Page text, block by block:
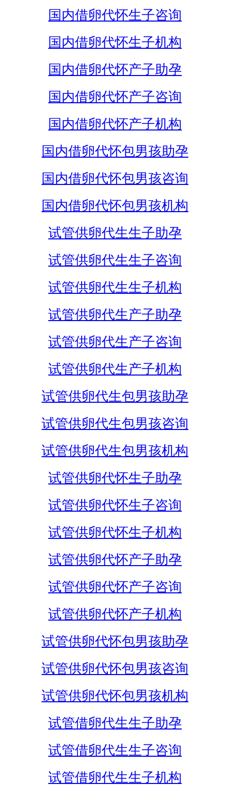
国内借卵代怀生子咨询
国内借卵代怀生子机构
国内借卵代怀产子助孕
国内借卵代怀产子咨询
国内借卵代怀产子机构
国内借卵代怀包男孩助孕
国内借卵代怀包男孩咨询
国内借卵代怀包男孩机构
试管供卵代生生子助孕
试管供卵代生生子咨询
试管供卵代生生子机构
试管供卵代生产子助孕
试管供卵代生产子咨询
试管供卵代生产子机构
试管供卵代生包男孩助孕
试管供卵代生包男孩咨询
试管供卵代生包男孩机构
试管供卵代怀生子助孕
试管供卵代怀生子咨询
试管供卵代怀生子机构
试管供卵代怀产子助孕
试管供卵代怀产子咨询
试管供卵代怀产子机构
试管供卵代怀包男孩助孕
试管供卵代怀包男孩咨询
试管供卵代怀包男孩机构
试管借卵代生生子助孕
试管借卵代生生子咨询
试管借卵代生生子机构